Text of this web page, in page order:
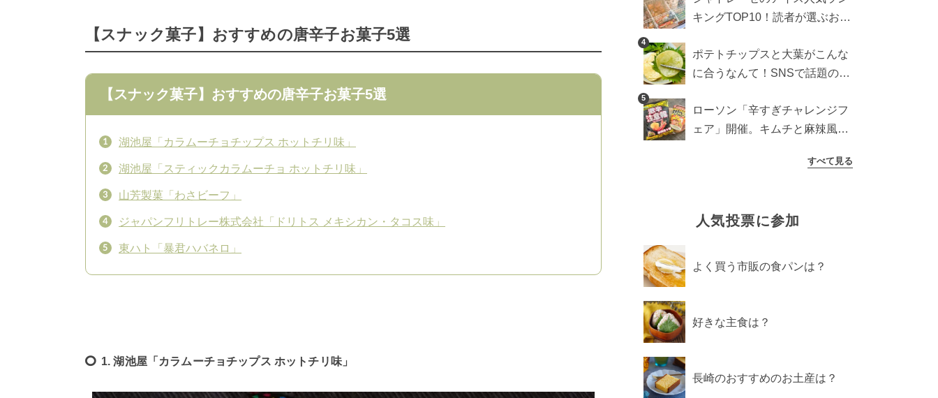
【スナック菓子】おすすめの唐辛子お菓子5選
【スナック菓子】おすすめの唐辛子お菓子5選
湖池屋「カラムーチョチップス ホットチリ味」
湖池屋「スティックカラムーチョ ホットチリ味」
山芳製菓「わさビーフ」
ジャパンフリトレー株式会社「ドリトス メキシカン・タコス味」
東ハト「暴君ハバネロ」
1. 湖池屋「カラムーチョチップス ホットチリ味」
キングTOP10！読者が選ぶおす
4
ポテトチップスと大葉がこんな
に合うなんて！SNSで話題の食
5
ローソン「辛すぎチャレンジフ
ェア」開催。キムチと麻辣風の
すべて見る
人気投票に参加
よく買う市販の食パンは？
好きな主食は？
長崎のおすすめのお土産は？